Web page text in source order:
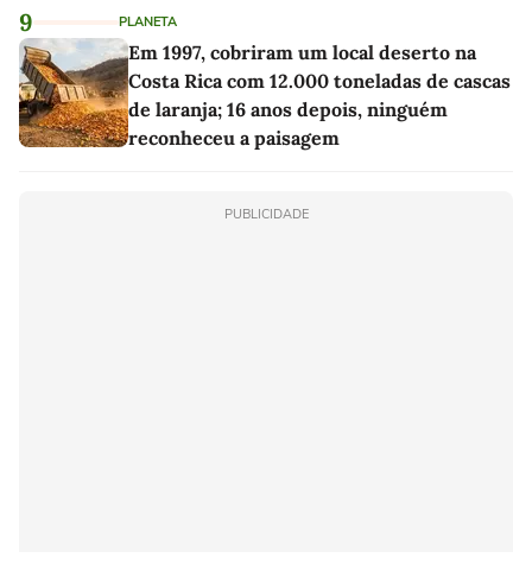
9 PLANETA
Em 1997, cobriram um local deserto na
Costa Rica com 12.000 toneladas de cascas
de laranja; 16 anos depois, ninguém
reconheceu a paisagem
PUBLICIDADE